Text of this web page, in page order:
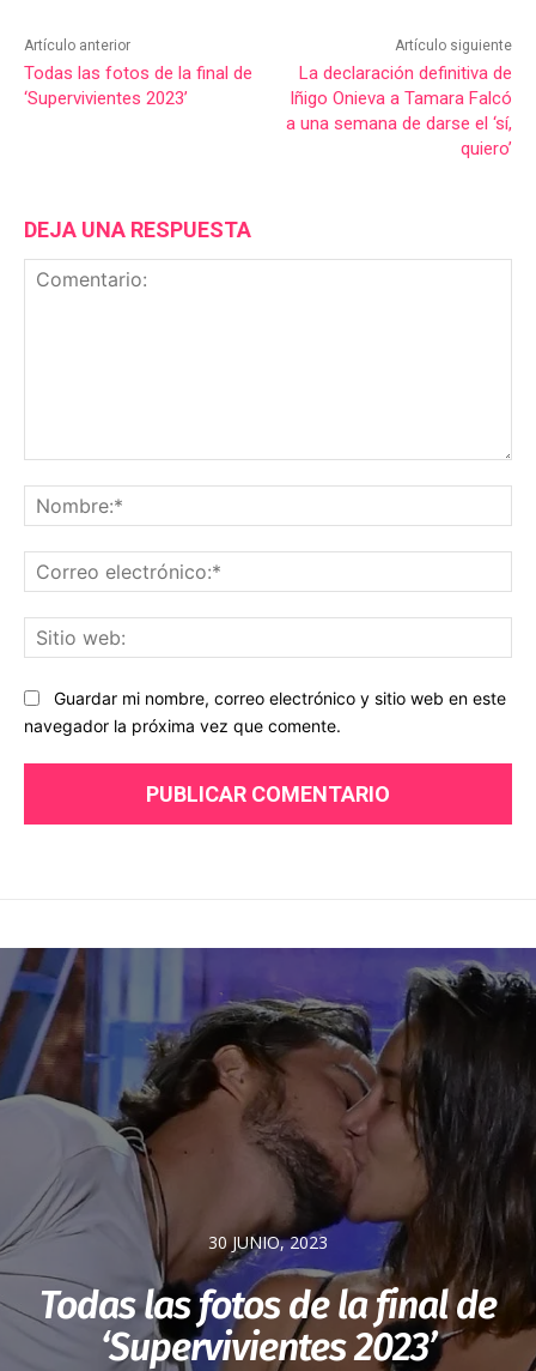
Artículo anterior
Todas las fotos de la final de
‘Supervivientes 2023’
Artículo siguiente
La declaración definitiva de
Iñigo Onieva a Tamara Falcó
a una semana de darse el ‘sí,
quiero’
DEJA UNA RESPUESTA
Guardar mi nombre, correo electrónico y sitio web en este
navegador la próxima vez que comente.